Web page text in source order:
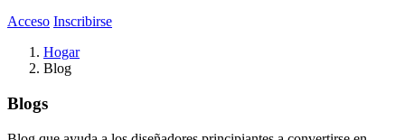
Acceso Inscribirse
Hogar
Blog
Blogs